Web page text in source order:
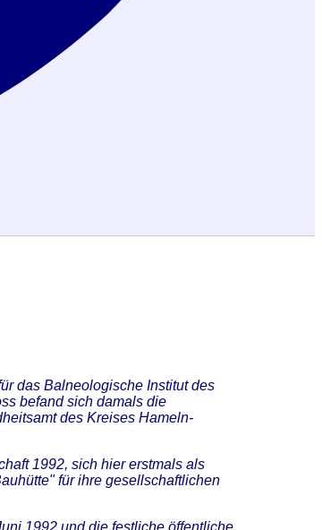
das Balneologische Institut des
befand sich damals die
des Kreises Hameln-
1992, sich hier erstmals als
für ihre gesellschaftlichen
1992 und die festliche öffentliche